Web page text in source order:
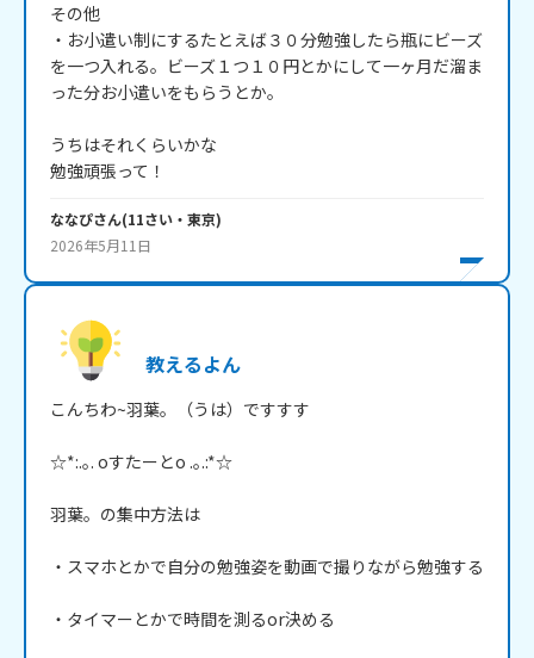
その他
・お小遣い制にするたとえば３０分勉強したら瓶にビーズ
を一つ入れる。ビーズ１つ１０円とかにして一ヶ月だ溜ま
った分お小遣いをもらうとか。
うちはそれくらいかな
勉強頑張って！
ななぴさん(11さい・ 東京)
2026年5月11日
教えるよん
こんちわ~羽葉。（うは）ですすす
☆*:.｡. oすたーとo .｡.:*☆
羽葉。の集中方法は
・スマホとかで自分の勉強姿を動画で撮りながら勉強する
・タイマーとかで時間を測るor決める